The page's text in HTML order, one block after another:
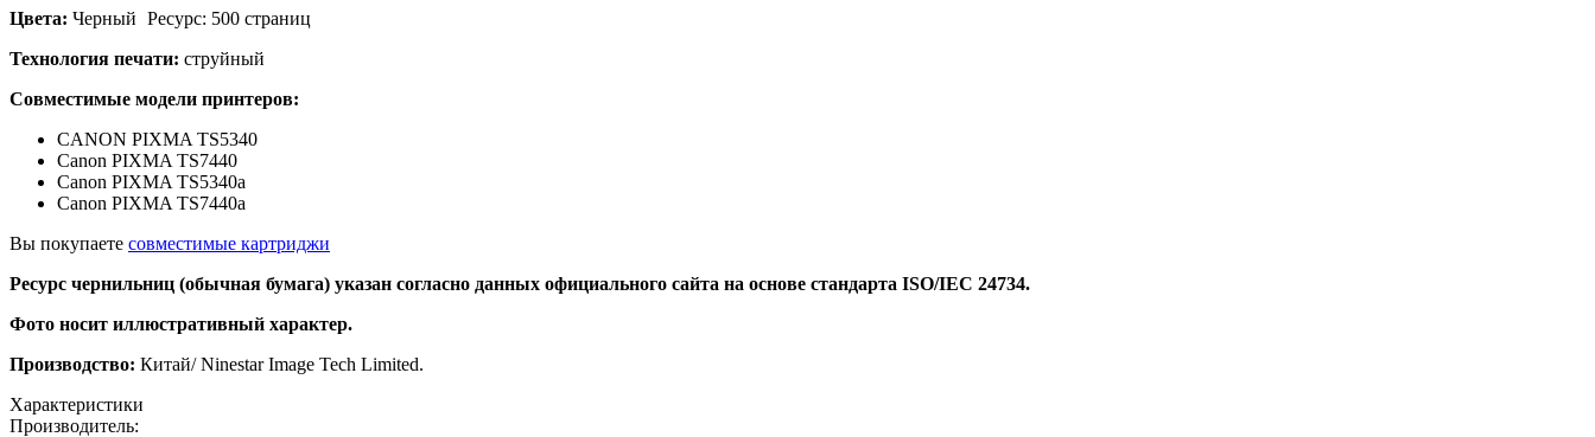
Цвета: Черный Ресурс: 500 страниц
Технология печати: струйный
Совместимые модели принтеров:
CANON PIXMA TS5340
Canon PIXMA TS7440
Canon PIXMA TS5340a
Canon PIXMA TS7440a
Вы покупаете совместимые картриджи
Ресурс чернильниц (обычная бумага) указан согласно данных официального сайта на основе стандарта ISO/IEC 24734.
Фото носит иллюстративный характер.
Производство: Китай/ Ninestar Image Tech Limited.
Характеристики
Производитель: